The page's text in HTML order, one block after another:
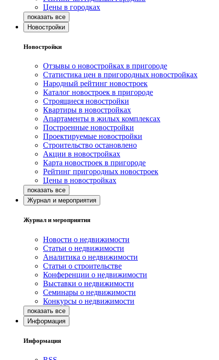
Цены в городках
Новостройки
Новостройки
Отзывы о новостройках в пригороде
Статистика цен в пригородных новостройках
Народный рейтинг новостроек
Каталог новостроек в пригороде
Строящиеся новостройки
Квартиры в новостройках
Апартаменты в жилых комплексах
Построенные новостройки
Проектируемые новостройки
Строительство остановлено
Акции в новостройках
Карта новостроек в пригороде
Рейтинг пригородных новостроек
Цены в новостройках
Журнал и мероприятия
Журнал и мероприятия
Новости о недвижимости
Статьи о недвижимости
Аналитика о недвижимости
Статьи о строительстве
Конференции о недвижимости
Выставки о недвижимости
Семинары о недвижимости
Конкурсы о недвижимости
Информация
Информация